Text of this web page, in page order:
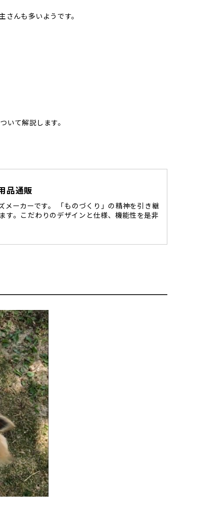
んも多いようです。
いて解説します。
品通販
メーカーです。 「ものづくり」の精神を引き継
す。こだわりのデザインと仕様、機能性を是非